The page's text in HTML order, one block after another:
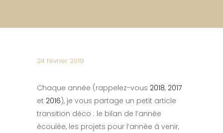
24 février 2019
Chaque année (rappelez-vous 2018, 2017
et 2016), je vous partage un petit article
transition déco : le bilan de l’année
écoulée, les projets pour l’année à venir,